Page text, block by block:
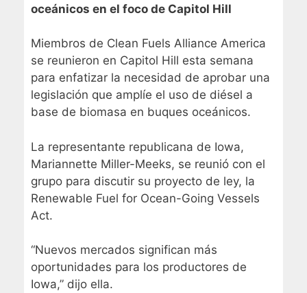
oceánicos en el foco de Capitol Hill
Miembros de Clean Fuels Alliance America
se reunieron en Capitol Hill esta semana
para enfatizar la necesidad de aprobar una
legislación que amplíe el uso de diésel a
base de biomasa en buques oceánicos.
La representante republicana de Iowa,
Mariannette Miller-Meeks, se reunió con el
grupo para discutir su proyecto de ley, la
Renewable Fuel for Ocean-Going Vessels
Act.
“Nuevos mercados significan más
oportunidades para los productores de
Iowa,” dijo ella.